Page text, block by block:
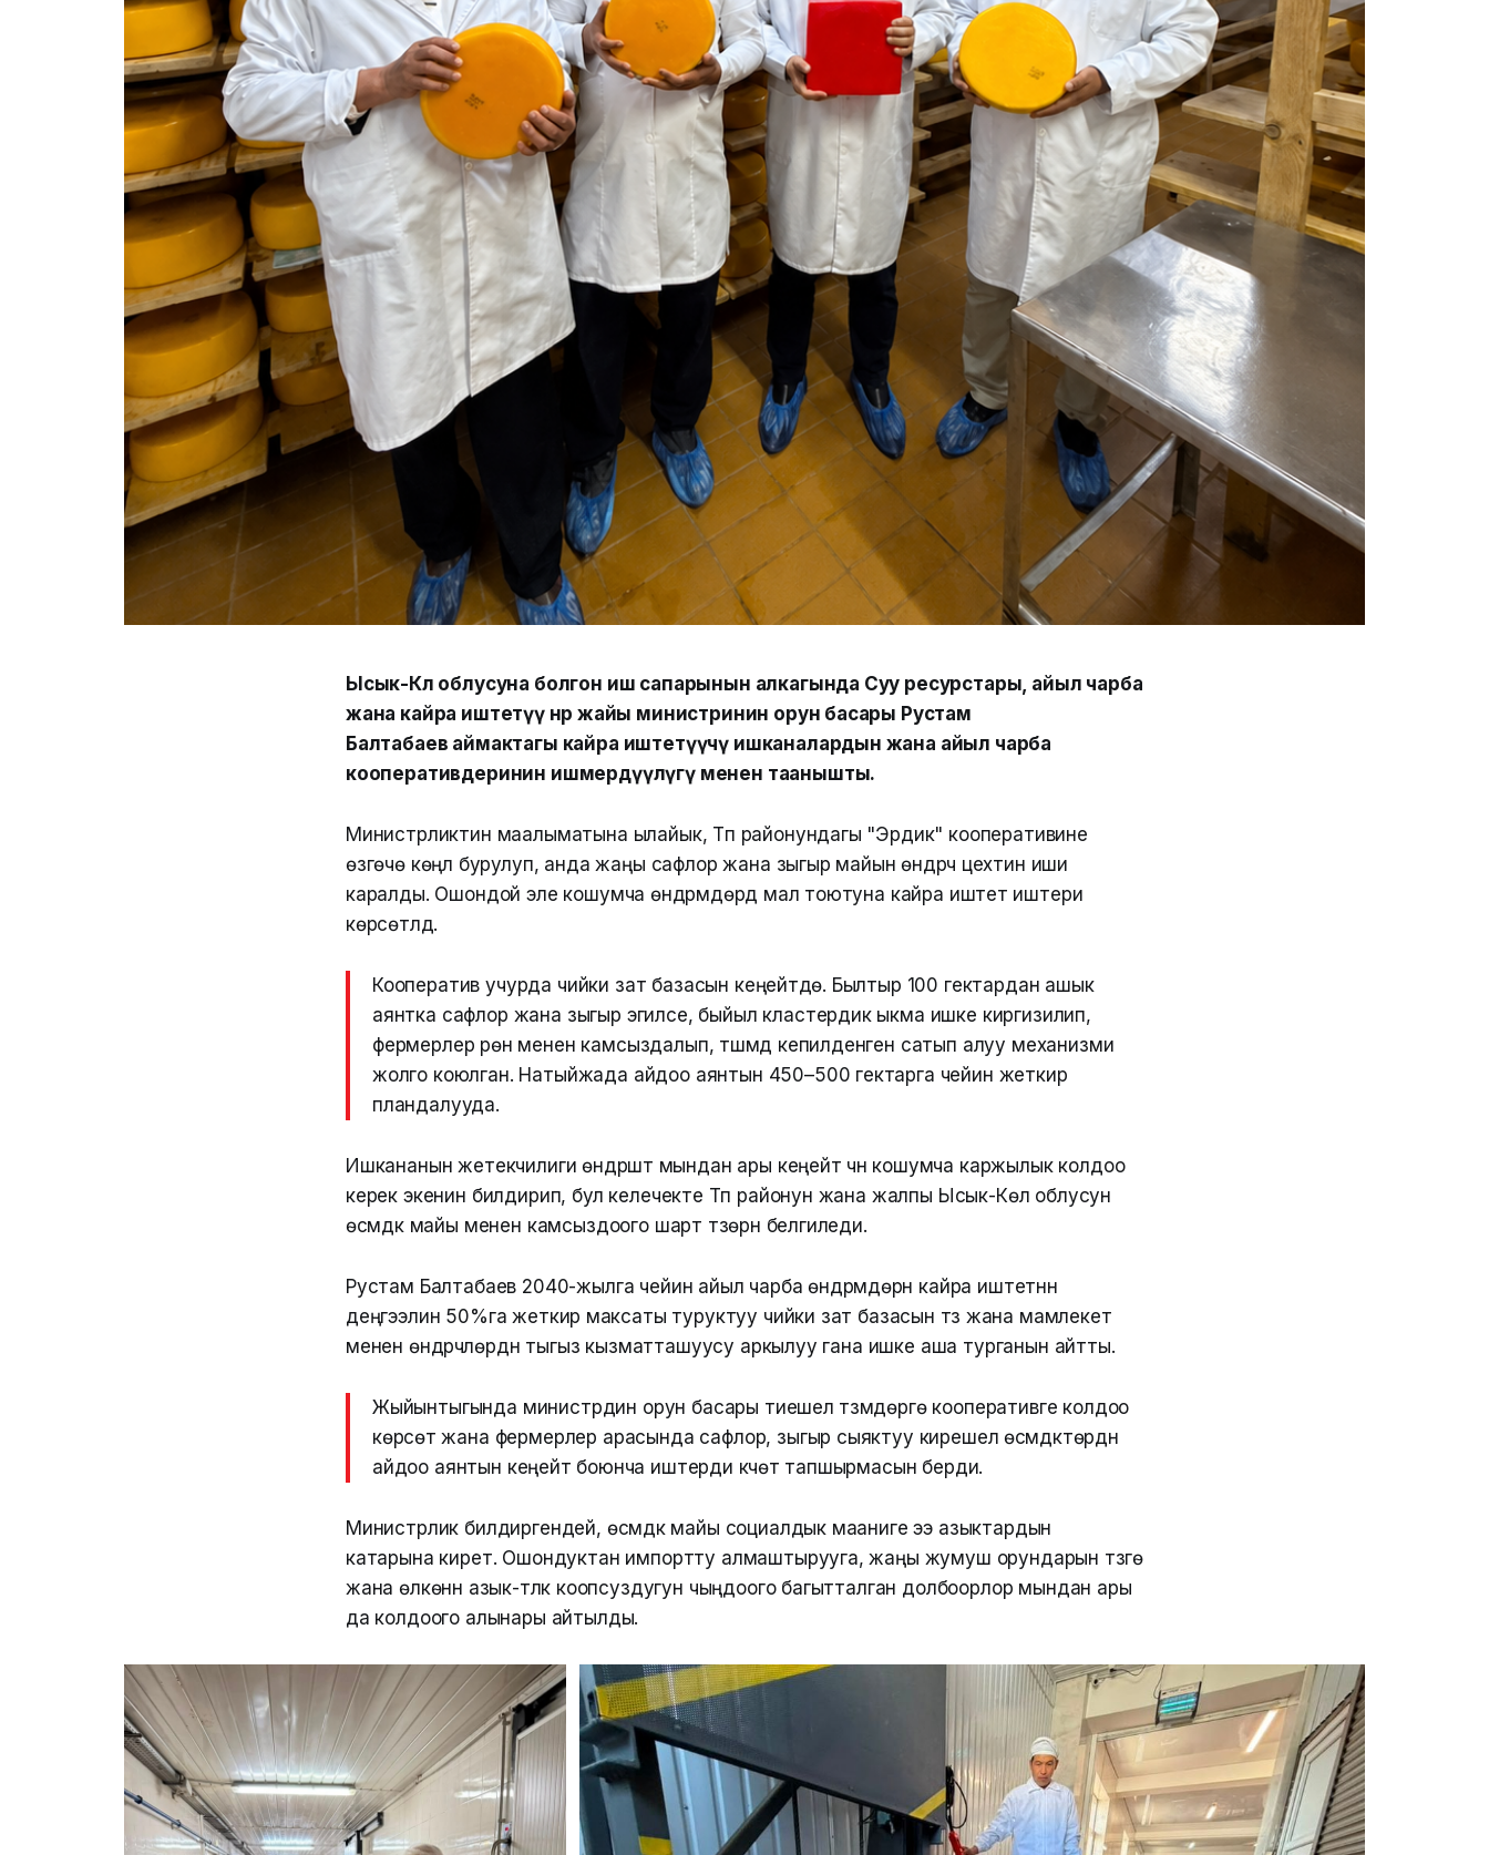
Ысык-Көл облусуна болгон иш сапарынын алкагында Суу ресурстары, айыл чарба
жана кайра иштетүү өнөр жайы министринин орун басары Рустам
Балтабаев аймактагы кайра иштетүүчү ишканалардын жана айыл чарба
кооперативдеринин ишмердүүлүгү менен таанышты.
Министрликтин маалыматына ылайык, Түп районундагы "Эрдик" кооперативине
өзгөчө көңүл бурулуп, анда жаңы сафлор жана зыгыр майын өндүрүүчү цехтин иши
каралды. Ошондой эле кошумча өндүрүмдөрдү мал тоютуна кайра иштетүү иштери
көрсөтүлдү.
Кооператив учурда чийки зат базасын кеңейтүүдө. Былтыр 100 гектардан ашык
аянтка сафлор жана зыгыр эгилсе, быйыл кластердик ыкма ишке киргизилип,
фермерлер үрөн менен камсыздалып, түшүмдү кепилденген сатып алуу механизми
жолго коюлган. Натыйжада айдоо аянтын 450–500 гектарга чейин жеткирүү
пландалууда.
Ишкананын жетекчилиги өндүрүштү мындан ары кеңейтүү үчүн кошумча каржылык колдоо
керек экенин билдирип, бул келечекте Түп районун жана жалпы Ысык-Көл облусун
өсүмдүк майы менен камсыздоого шарт түзөрүн белгиледи.
Рустам Балтабаев 2040-жылга чейин айыл чарба өндүрүмдөрүн кайра иштетүүнүн
деңгээлин 50%га жеткирүү максаты туруктуу чийки зат базасын түзүү жана мамлекет
менен өндүрүүчүлөрдүн тыгыз кызматташуусу аркылуу гана ишке аша турганын айтты.
Жыйынтыгында министрдин орун басары тиешелүү түзүмдөргө кооперативге колдоо
көрсөтүү жана фермерлер арасында сафлор, зыгыр сыяктуу кирешелүү өсүмдүктөрдүн
айдоо аянтын кеңейтүү боюнча иштерди күчөтүү тапшырмасын берди.
Министрлик билдиргендей, өсүмдүк майы социалдык мааниге ээ азыктардын
катарына кирет. Ошондуктан импортту алмаштырууга, жаңы жумуш орундарын түзүүгө
жана өлкөнүн азык-түлүк коопсуздугун чыңдоого багытталган долбоорлор мындан ары
да колдоого алынары айтылды.